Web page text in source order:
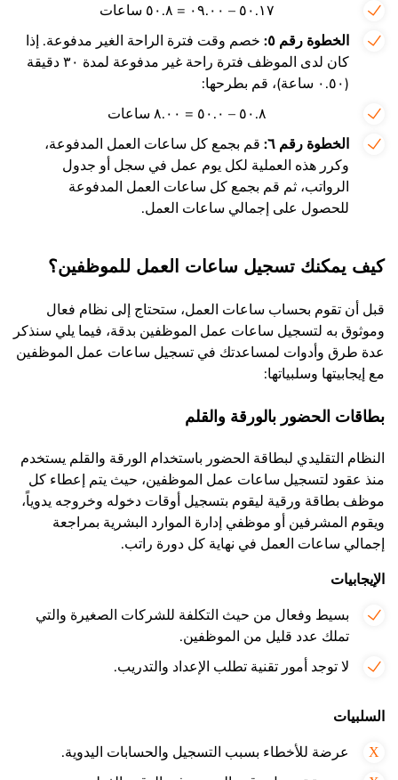
۱۷.٥۰ – ۰۹.۰۰ = ۸.٥۰ ساعات
الخطوة رقم ٥: خصم وقت فترة الراحة الغير مدفوعة. إذا
كان لدى الموظف فترة راحة غير مدفوعة لمدة ۳۰ دقيقة
(۰.٥۰ ساعة)، قم بطرحها:
۸.٥۰ – ۰.٥۰ = ۸.۰۰ ساعات
الخطوة رقم ٦: قم بجمع كل ساعات العمل المدفوعة،
وكرر هذه العملية لكل يوم عمل في سجل أو جدول
الرواتب، ثم قم بجمع كل ساعات العمل المدفوعة
للحصول على إجمالي ساعات العمل.
كيف يمكنك تسجيل ساعات العمل للموظفين؟
قبل أن تقوم بحساب ساعات العمل، ستحتاج إلى نظام فعال
وموثوق به لتسجيل ساعات عمل الموظفين بدقة، فيما يلي سنذكر
عدة طرق وأدوات لمساعدتك في تسجيل ساعات عمل الموظفين
مع إيجابيتها وسلبياتها:
بطاقات الحضور بالورقة والقلم
النظام التقليدي لبطاقة الحضور باستخدام الورقة والقلم يستخدم
منذ عقود لتسجيل ساعات عمل الموظفين، حيث يتم إعطاء كل
موظف بطاقة ورقية ليقوم بتسجيل أوقات دخوله وخروجه يدوياً،
ويقوم المشرفين أو موظفي إدارة الموارد البشرية بمراجعة
إجمالي ساعات العمل في نهاية كل دورة راتب.
الإيجابيات
بسيط وفعال من حيث التكلفة للشركات الصغيرة والتي
تملك عدد قليل من الموظفين.
لا توجد أمور تقنية تطلب الإعداد والتدريب.
السلبيات
عرضة للأخطاء بسبب التسجيل والحسابات اليدوية.